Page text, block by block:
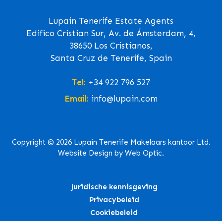
Lupain Tenerife Estate Agents
Edifico Cristian Sur, Av. de Ámsterdam, 4,
38650 Los Cristianos,
Santa Cruz de Tenerife, Spain
Tel: +34 922 796 527
Email: info@lupain.com
Copyright © 2026 Lupain Tenerife Makelaars kantoor Ltd.
Website Design by Web Optic.
Juridische kennisgeving
Privacybeleid
Cookiebeleid